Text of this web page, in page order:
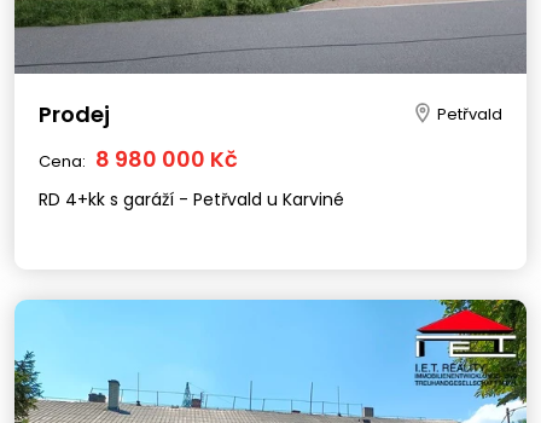
Prodej Petřvald
Cena: 8 980 000 Kč
RD 4+kk s garáží - Petřvald u Karviné